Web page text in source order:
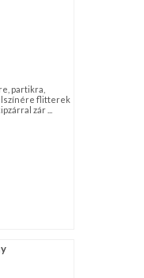
partikra,
flitterek
zár ...